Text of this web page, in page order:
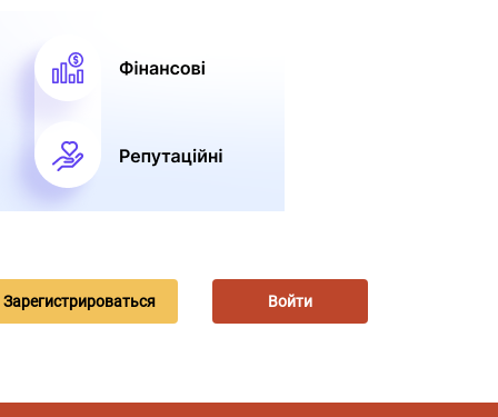
Зарегистрироваться Войти